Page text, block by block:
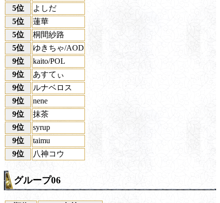
5位
よしだ
5位
蓮華
5位
桐間紗路
5位
ゆきちゃ/AOD
9位
kaito/POL
9位
あすてぃ
9位
ルナベロス
9位
nene
9位
抹茶
9位
syrup
9位
taimu
9位
八神コウ
グループ06